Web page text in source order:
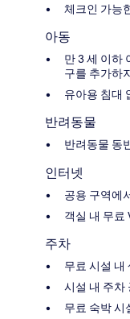
체크인 가능
아동
만 3 세 이하
구를 추가하
유아용 침대
반려동물
반려동물 동
인터넷
공용 구역에
객실 내 무료
주차
무료 시설 내
시설 내 주차
무료 숙박 시